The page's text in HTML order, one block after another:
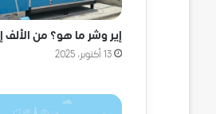
إير وشر ما هو؟ من الألف
13 أكتوبر، 2025